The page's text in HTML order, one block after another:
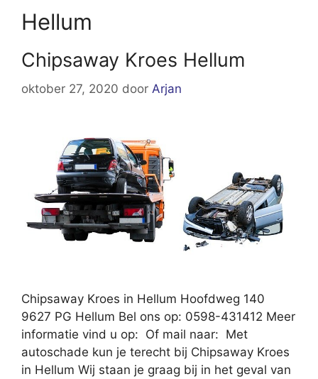
Hellum
Chipsaway Kroes Hellum
oktober 27, 2020 door Arjan
Chipsaway Kroes in Hellum Hoofdweg 140
9627 PG Hellum Bel ons op: 0598-431412 Meer
informatie vind u op: Of mail naar: Met
autoschade kun je terecht bij Chipsaway Kroes
in Hellum Wij staan je graag bij in het geval van